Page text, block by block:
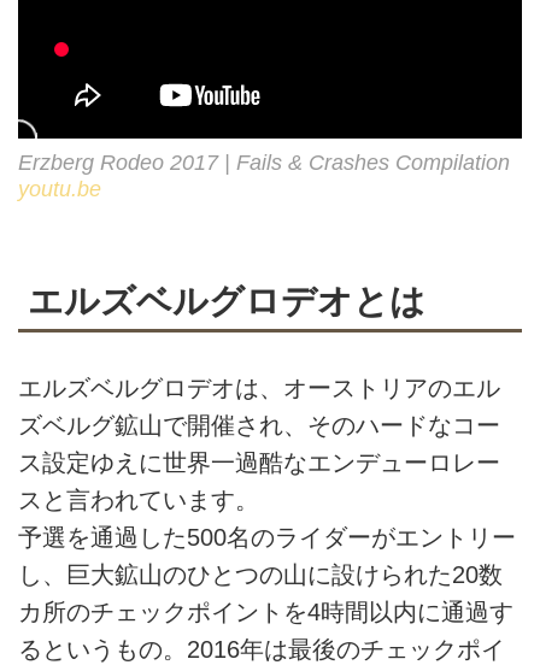
Erzberg Rodeo 2017 | Fails & Crashes Compilation
youtu.be
エルズベルグロデオとは
エルズベルグロデオは、オーストリアのエル
ズベルグ鉱山で開催され、そのハードなコー
ス設定ゆえに世界一過酷なエンデューロレー
スと言われています。
予選を通過した500名のライダーがエントリー
し、巨大鉱山のひとつの山に設けられた20数
カ所のチェックポイントを4時間以内に通過す
るというもの。2016年は最後のチェックポイ